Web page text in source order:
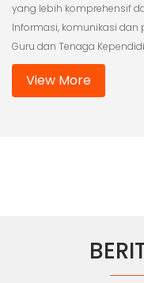
yang lebih komprehensif
Informasi, komunikasi dan
Guru dan Tenaga
View More